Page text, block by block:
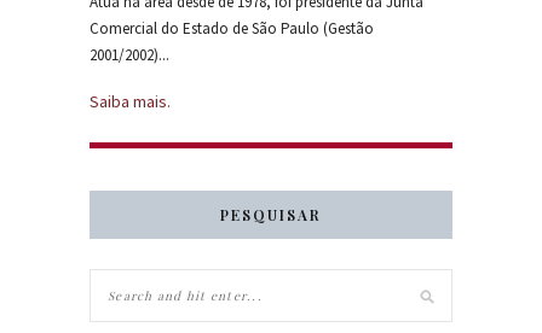
Comercial do Estado de São Paulo (Gestão
2001/2002)...
Saiba mais.
PESQUISAR